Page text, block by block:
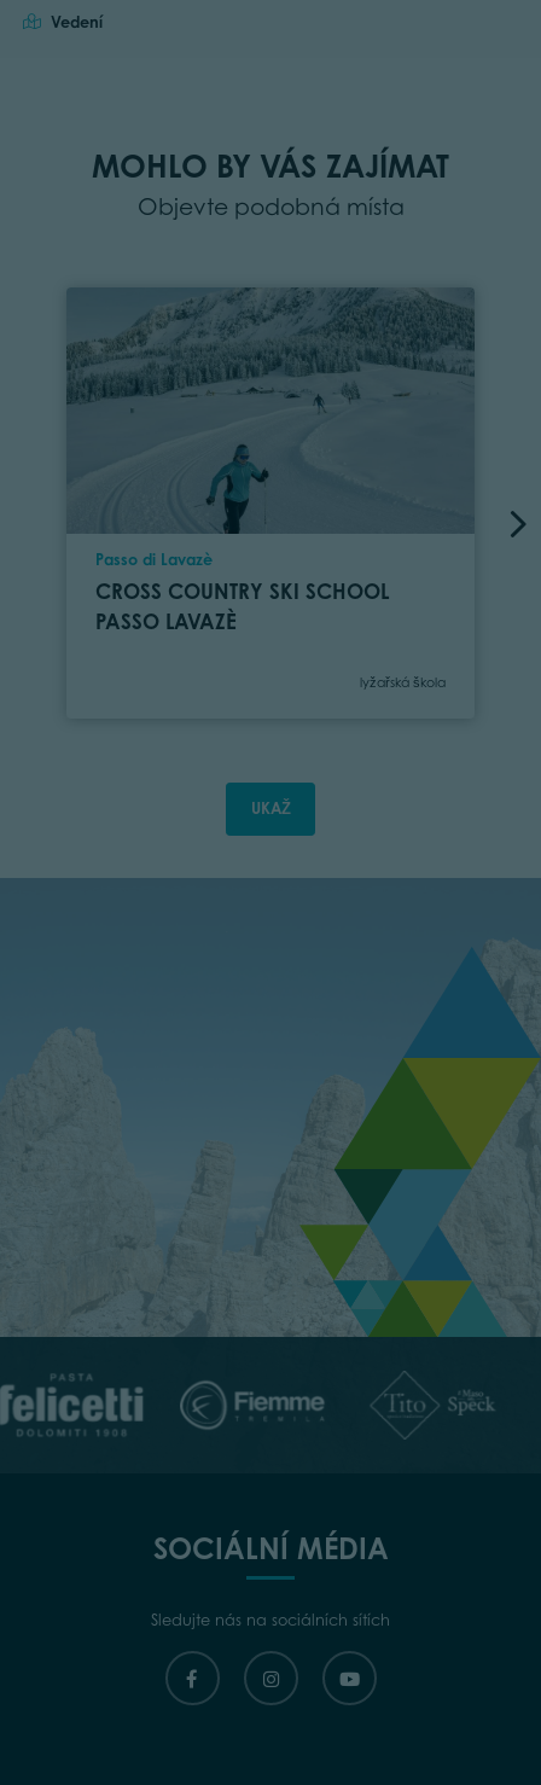
Vedení
MOHLO BY VÁS ZAJÍMAT
Objevte podobná místa
Location
Passo di Lavazè
CROSS COUNTRY SKI SCHOOL
PASSO LAVAZÈ
Category
lyžařská škola
UKAŽ
SOCIÁLNÍ MÉDIA
Sledujte nás na sociálních sítích